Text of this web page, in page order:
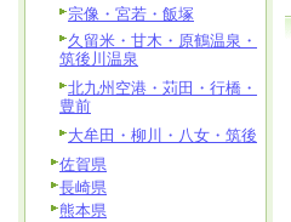
宗像・宮若・飯塚
久留米・甘木・原鶴温泉・
筑後川温泉
北九州空港・苅田・行橋・
豊前
大牟田・柳川・八女・筑後
佐賀県
長崎県
熊本県